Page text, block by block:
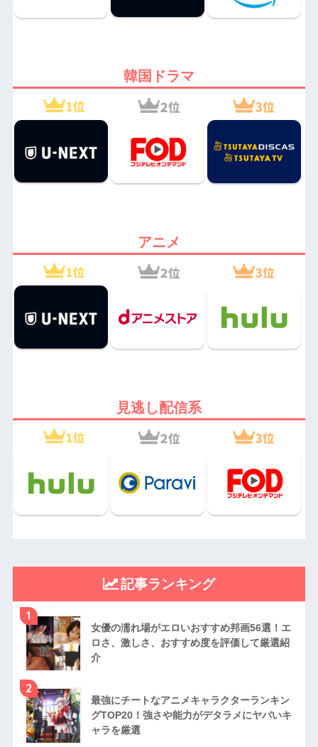
韓国ドラマ
アニメ
見逃し配信系
記事ランキング
1
女優の濡れ場がエロいおすすめ邦画56選！エ
ロさ、激しさ、おすすめ度を評価して厳選紹
介
2
最強にチートなアニメキャラクターランキン
グTOP20！強さや能力がデタラメにヤバいキ
ャラを厳選